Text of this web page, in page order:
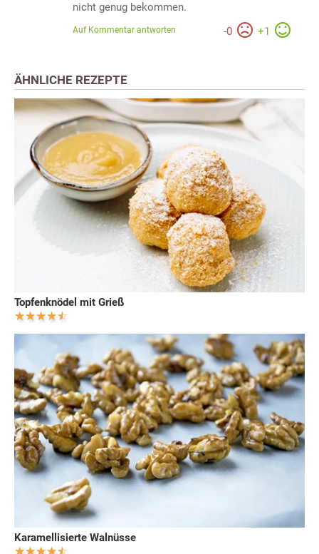
nicht genug bekommen.
-0 +1
Auf Kommentar antworten
ÄHNLICHE REZEPTE
Topfenknödel mit Grieß
Karamellisierte Walnüsse